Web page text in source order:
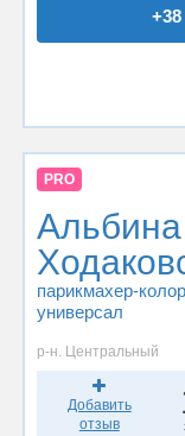
+38
PRO
Альбина
парикмахер-
универсал
р-н. Центральный
Добавить
отзыв